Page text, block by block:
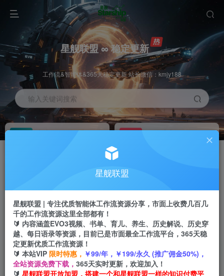
星舰联盟 ∞ 稳定更新
工作流&智能体&365天稳定更新 站长微信：kmjy188
输入关键词搜索
加入会员 工作流主页
每周免费工作流体验
站长招募
推荐
项目周期预估10年
星舰联盟
星舰联盟 | 专注优质智能体工作流资源分享，市面上收费几百几
千的工作流资源这里全部都有！
🔰 内容涵盖EVO3视频、书单、育儿、养生、历史解说、历史穿
越、每日语录等资源，目前已是市面最全工作流平台，365天稳
定更新优质工作流资源！
🔰 本站VIP 限时特惠， ￥99/年，￥199/永久 (推广佣金50%)，
全站资源免费下载， 365天实时更新，欢迎加入！
🔰 星舰联盟开放加盟，搭建一个和星舰联盟一样的知识付费平